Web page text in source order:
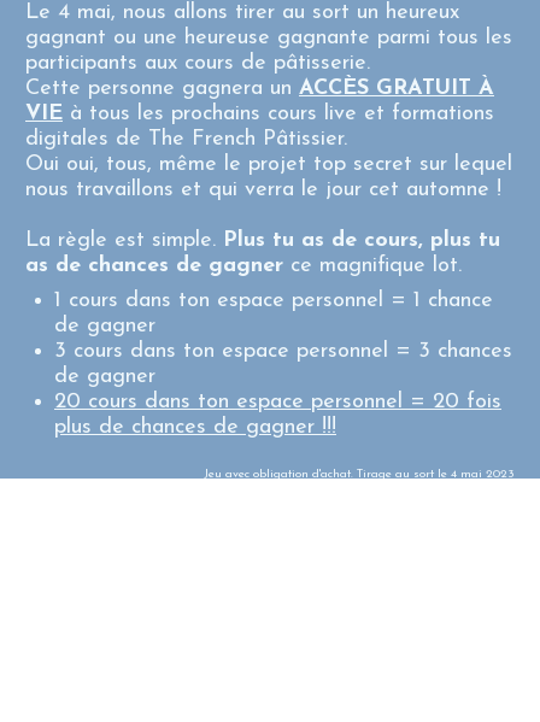
Le 4 mai, nous allons tirer au sort un heureux
gagnant ou une heureuse gagnante parmi tous les
participants aux cours de pâtisserie.
Cette personne gagnera un ACCÈS GRATUIT À
VIE à tous les prochains cours live et formations
digitales de The French Pâtissier.
Oui oui, tous, même le projet top secret sur lequel
nous travaillons et qui verra le jour cet automne !
La règle est simple. Plus tu as de cours, plus tu
as de chances de gagner ce magnifique lot.
1 cours dans ton espace personnel = 1 chance
de gagner
3 cours dans ton espace personnel = 3 chances
de gagner
20 cours dans ton espace personnel = 20 fois
plus de chances de gagner !!!
Jeu avec obligation d'achat. Tirage au sort le 4 mai 2023